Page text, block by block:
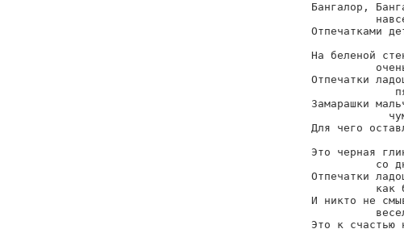
Бангалор,
Отпечатками
На беленой
Отпечатки
Замарашки
Для чего
Это черная
со
Отпечатки
как
И никто не
Это к счастью